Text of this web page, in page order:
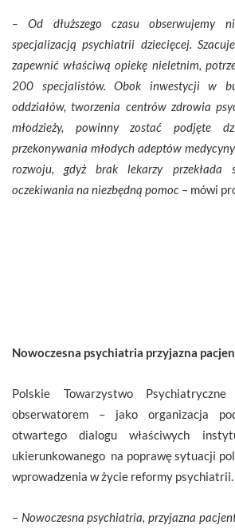
– Od dłuższego czasu obserwujemy
specjalizacją psychiatrii dziecięcej.
zapewnić właściwą opiekę nieletnim,
200 specjalistów. Obok inwestycji w
oddziałów, tworzenia centrów zdrowia
młodzieży, powinny zostać podjęte
przekonywania młodych adeptów
rozwoju, gdyż brak lekarzy przekłada
oczekiwania na niezbędną pomoc – mówi
Nowoczesna psychiatria przyjazna
Polskie Towarzystwo
obserwatorem – jako organizacja
otwartego dialogu właściwych
ukierunkowanego na poprawę sytuacji
wprowadzenia w życie reformy psychiatrii.
– Nowoczesna psychiatria, przyjazna